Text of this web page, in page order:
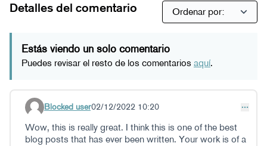
Detalles del comentario
Estás viendo un solo comentario
Puedes revisar el resto de los comentarios aquí.
Comentario 32
Blocked user02/12/2022 10:20
Wow, this is really great. I think this is one of the best
blog posts that has ever been written. Your work is of a